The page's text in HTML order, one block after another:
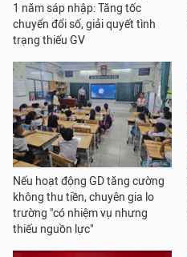
1 năm sáp nhập: Tăng tốc
chuyển đổi số, giải quyết tình
trạng thiếu GV
Nếu hoạt động GD tăng cường
không thu tiền, chuyên gia lo
trường "có nhiệm vụ nhưng
thiếu nguồn lực"